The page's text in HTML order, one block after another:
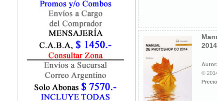
Ingeniería
Marketing / Publicidad
Metodología Investigación
Negocios
Periodismo
Política
Programación
2014
©